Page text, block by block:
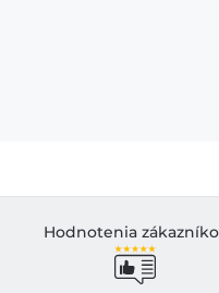
Hodnotenia